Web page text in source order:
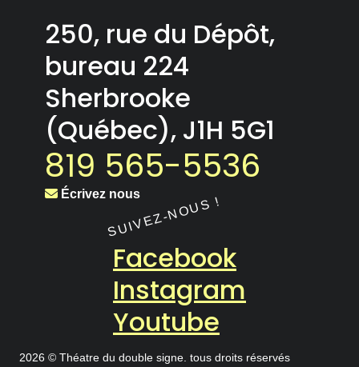
250, rue du Dépôt,
bureau 224
Sherbrooke
(Québec), J1H 5G1
819 565-5536
Écrivez nous
Facebook
Instagram
Youtube
2026 © Théatre du double signe. tous droits réservés